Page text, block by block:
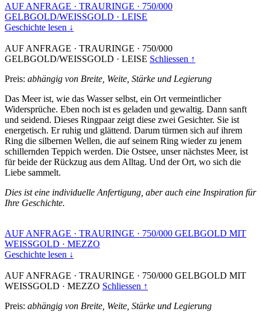
AUF ANFRAGE · TRAURINGE · 750/000
GELBGOLD/WEISSGOLD · LEISE
Geschichte lesen ↓
AUF ANFRAGE · TRAURINGE · 750/000
GELBGOLD/WEISSGOLD · LEISE Schliessen ↑
Preis: abhängig von Breite, Weite, Stärke und Legierung
Das Meer ist, wie das Wasser selbst, ein Ort vermeintlicher
Widersprüche. Eben noch ist es geladen und gewaltig. Dann sanft
und seidend. Dieses Ringpaar zeigt diese zwei Gesichter. Sie ist
energetisch. Er ruhig und glättend. Darum türmen sich auf ihrem
Ring die silbernen Wellen, die auf seinem Ring wieder zu jenem
schillernden Teppich werden. Die Ostsee, unser nächstes Meer, ist
für beide der Rückzug aus dem Alltag. Und der Ort, wo sich die
Liebe sammelt.
Dies ist eine individuelle Anfertigung, aber auch eine Inspiration für
Ihre Geschichte.
AUF ANFRAGE · TRAURINGE · 750/000 GELBGOLD MIT
WEISSGOLD · MEZZO
Geschichte lesen ↓
AUF ANFRAGE · TRAURINGE · 750/000 GELBGOLD MIT
WEISSGOLD · MEZZO Schliessen ↑
Preis: abhängig von Breite, Weite, Stärke und Legierung